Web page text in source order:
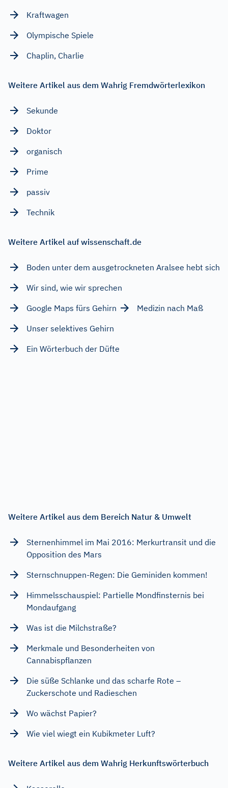
Kraftwagen
Olympische Spiele
Chaplin, Charlie
Weitere Artikel aus dem Wahrig Fremdwörterlexikon
Sekunde
Doktor
organisch
Prime
passiv
Technik
Weitere Artikel auf wissenschaft.de
Boden unter dem ausgetrockneten Aralsee hebt sich
Wir sind, wie wir sprechen
Google Maps fürs Gehirn
Medizin nach Maß
Unser selektives Gehirn
Ein Wörterbuch der Düfte
Weitere Artikel aus dem Bereich Natur & Umwelt
Sternenhimmel im Mai 2016: Merkurtransit und die
Opposition des Mars
Sternschnuppen-Regen: Die Geminiden kommen!
Himmelsschauspiel: Partielle Mondfinsternis bei
Mondaufgang
Was ist die Milchstraße?
Merkmale und Besonderheiten von
Cannabispflanzen
Die süße Schlanke und das scharfe Rote –
Zuckerschote und Radieschen
Wo wächst Papier?
Wie viel wiegt ein Kubikmeter Luft?
Weitere Artikel aus dem Wahrig Herkunftswörterbuch